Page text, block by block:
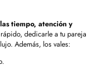
tiempo, atención y
dedicarle a tu pareja
Además, los vales: